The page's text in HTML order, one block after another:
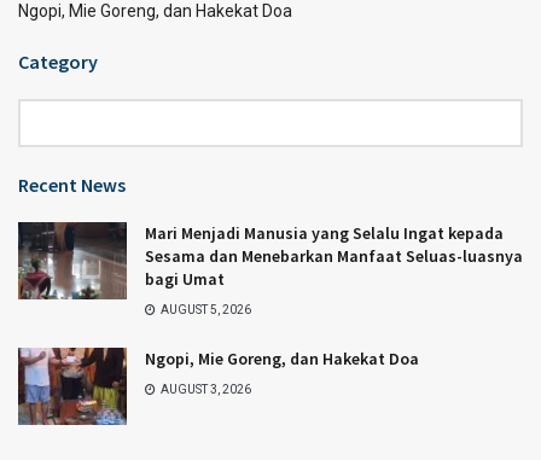
Ngopi, Mie Goreng, dan Hakekat Doa
Category
Recent News
Mari Menjadi Manusia yang Selalu Ingat kepada
Sesama dan Menebarkan Manfaat Seluas-luasnya
bagi Umat
AUGUST 5, 2026
Ngopi, Mie Goreng, dan Hakekat Doa
AUGUST 3, 2026